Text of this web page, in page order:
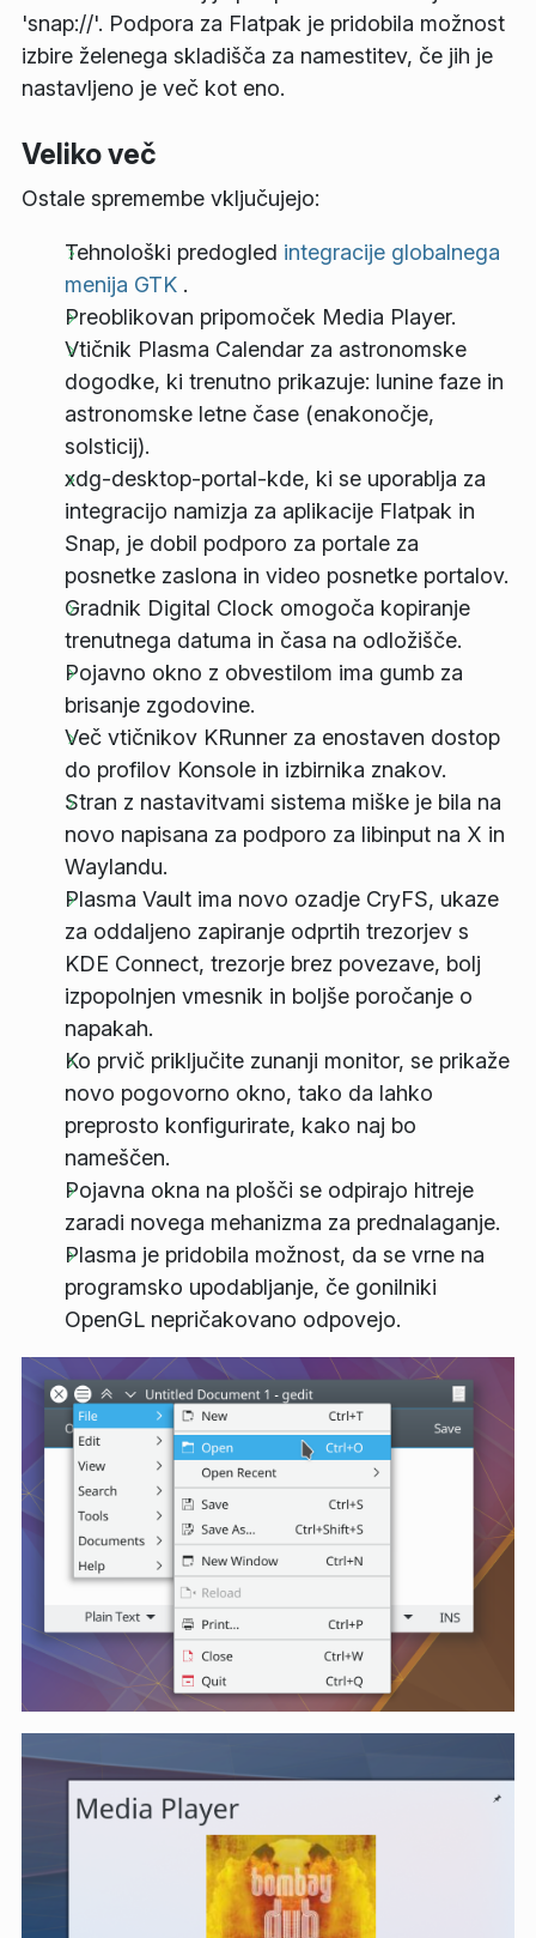
'snap://'. Podpora za Flatpak je pridobila možnost
izbire želenega skladišča za namestitev, če jih je
nastavljeno je več kot eno.
Veliko več
Ostale spremembe vključujejo:
Tehnološki predogled integracije globalnega
menija GTK .
Preoblikovan pripomoček Media Player.
Vtičnik Plasma Calendar za astronomske
dogodke, ki trenutno prikazuje: lunine faze in
astronomske letne čase (enakonočje,
solsticij).
xdg-desktop-portal-kde, ki se uporablja za
integracijo namizja za aplikacije Flatpak in
Snap, je dobil podporo za portale za
posnetke zaslona in video posnetke portalov.
Gradnik Digital Clock omogoča kopiranje
trenutnega datuma in časa na odložišče.
Pojavno okno z obvestilom ima gumb za
brisanje zgodovine.
Več vtičnikov KRunner za enostaven dostop
do profilov Konsole in izbirnika znakov.
Stran z nastavitvami sistema miške je bila na
novo napisana za podporo za libinput na X in
Waylandu.
Plasma Vault ima novo ozadje CryFS, ukaze
za oddaljeno zapiranje odprtih trezorjev s
KDE Connect, trezorje brez povezave, bolj
izpopolnjen vmesnik in boljše poročanje o
napakah.
Ko prvič priključite zunanji monitor, se prikaže
novo pogovorno okno, tako da lahko
preprosto konfigurirate, kako naj bo
nameščen.
Pojavna okna na plošči se odpirajo hitreje
zaradi novega mehanizma za prednalaganje.
Plasma je pridobila možnost, da se vrne na
programsko upodabljanje, če gonilniki
OpenGL nepričakovano odpovejo.